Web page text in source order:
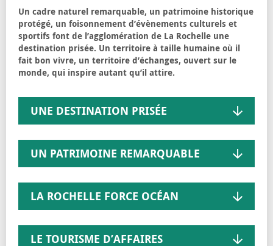
Un cadre naturel remarquable, un patrimoine historique
protégé, un foisonnement d’évènements culturels et
sportifs font de l’agglomération de La Rochelle une
destination prisée. Un territoire à taille humaine où il
fait bon vivre, un territoire d’échanges, ouvert sur le
monde, qui inspire autant qu’il attire.
UNE DESTINATION PRISÉE
UN PATRIMOINE REMARQUABLE
LA ROCHELLE FORCE OCÉAN
LE TOURISME D’AFFAIRES